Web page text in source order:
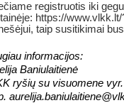
registruotis iki
https://
taip susitikimai
informacijos:
Baniulaitienė
ryšių su visuomene